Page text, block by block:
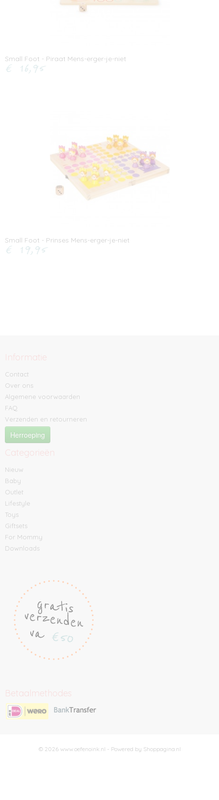
Small Foot - Piraat Mens-erger-je-niet
€ 16,95
Small Foot - Prinses Mens-erger-je-niet
€ 19,95
Informatie
Contact
Over ons
Algemene voorwaarden
FAQ
Verzenden en retourneren
Herroeping
Categorieën
Nieuw
Baby
Outlet
Lifestyle
Toys
Giftsets
For Mommy
Downloads
Betaalmethodes
© 2026 www.oefenoink.nl - Powered by Shoppagina.nl